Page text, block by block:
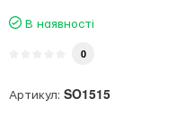
В наявності
0
Артикул: SO1515